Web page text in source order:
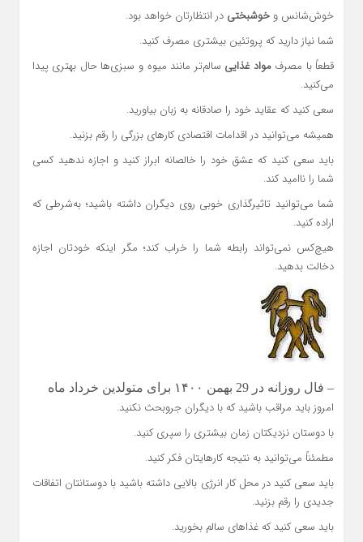
خوش‌شانس و خوشبختی در انتظارتان خواهد بود.
شما نیاز دارید که پروتئین بیشتری مصرف کنید.
قطعاً با مصرفمواد غذایی سالم‌تر مانند میوه و سبزی‌ها حال بهتری پیدا
می‌کنید.
سعی کنید که عقاید خود را صادقانه به زبان بیاورید.
همیشه می‌توانید در اقدامات اقتصادی کارهای بزرگی را رقم بزنید.
باید سعی کنید که عشق خود را خالصانه ابراز کنید و اجازه ندهید کسی
شما را ناامید کند.
شما می‌توانید تاثیرگذاری خوبی روی دیگران داشته باشید؛ به‌شرطی که
اراده کنید.
هیچ‌کس نمی‌تواند رابطه شما را خراب کند؛ مگر اینکه خودتان اجازه
دخالت بدهید.
– فال روزانه در 29 بهمن ۱۴۰۰ برای متولدین خرداد ماه
امروز باید مراقب باشید که با دیگران جروبحث نکنید.
با دوستان نزدیکتان زمان بیشتری را سپری کنید.
مطمئناً می‌توانید به نتیجه کارهایتان فکر کنید.
باید سعی کنید در محل کار انرژی بالایی داشته باشید با دوستانتان اتفاقات
جدیدی را رقم بزنید.
باید سعی کنید که غذاهای سالم بخورید.